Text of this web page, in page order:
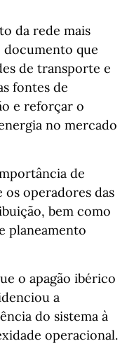
da rede mais
documento que
de transporte e
fontes de
e reforçar o
no mercado
de
operadores das
bem como
planeamento
o apagão ibérico
a
do sistema à
operacional.